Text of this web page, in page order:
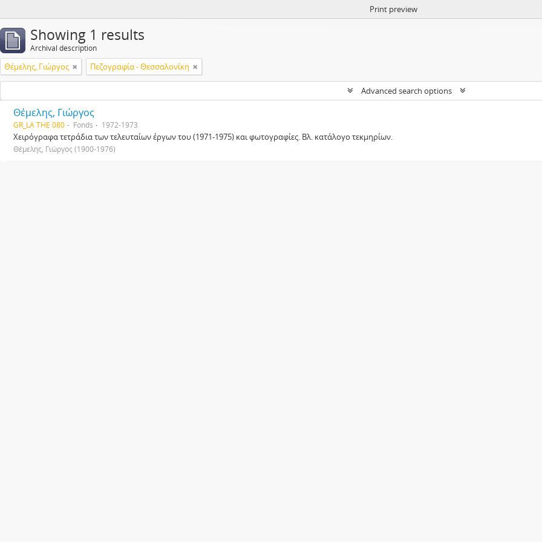
Print preview
Showing 1 results
Archival description
Θέμελης, Γιώργος Πεζογραφία - Θεσσαλονίκη
Advanced search options
Θέμελης, Γιώργος
GR_LA THE 080 Fonds 1972-1973
Χειρόγραφα τετράδια των τελευταίων έργων του (1971-1975) και φωτογραφίες. Βλ. κατάλογο τεκμηρίων.
Θέμελης, Γιώργος (1900-1976)